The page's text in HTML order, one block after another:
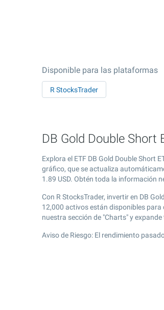
Disponible para las plataformas
R StocksTrader
DB Gold Double Short
Explora el ETF DB Gold Double Short
gráfico, que se actualiza
1.89 USD. Obtén toda la información
Con R StocksTrader, invertir en DB
12,000 activos están disponibles para
nuestra sección de "Charts" y
Aviso de Riesgo: El rendimiento